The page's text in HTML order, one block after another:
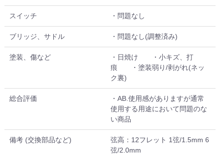
スイッチ ・問題なし
ブリッジ、サドル ・問題なし(調整済み)
塗装、傷など
・日焼け ・小キズ、打
痕 ・塗装弱り/剥がれ(ネッ
ク裏)
総合評価
・AB.使用感がありますが通常
使用する用途において問題のな
い商品
備考 (交換部品など)
弦高：12フレット 1弦/1.5mm 6
弦/2.0mm